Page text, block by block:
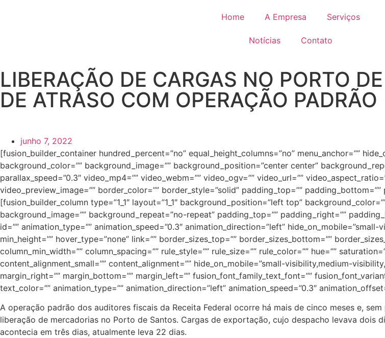
Home A Empresa Serviços
Notícias Contato
LIBERAÇÃO DE CARGAS NO PORTO
DE ATRASO COM OPERAÇÃO PADRÃO
junho 7, 2022
[fusion_builder_container hundred_percent=”no” equal_height_columns=”no” menu_anchor=””
background_color=”” background_image=”” background_position=”center center”
parallax_speed=”0.3″ video_mp4=”” video_webm=”” video_ogv=”” video_url=””
video_preview_image=”” border_color=”” border_style=”solid” padding_top=””
[fusion_builder_column type=”1_1″ layout=”1_1″ background_position=”left top”
background_image=”” background_repeat=”no-repeat” padding_top=”” padding_right=””
id=”” animation_type=”” animation_speed=”0.3″ animation_direction=”left”
min_height=”” hover_type=”none” link=”” border_sizes_top=”” border_sizes_bottom=””
column_min_width=”” column_spacing=”” rule_style=”” rule_size=”” rule_color=”” hue=””
content_alignment_small=”” content_alignment=”” hide_on_mobile=”small-visibility,medium-
margin_right=”” margin_bottom=”” margin_left=”” fusion_font_family_text_font=””
text_color=”” animation_type=”” animation_direction=”left” animation_speed=”0.3″
A operação padrão dos auditores fiscais da Receita Federal ocorre há mais de cinco meses e,
liberação de mercadorias no Porto de Santos. Cargas de exportação, cujo despacho levava dois
acontecia em três dias, atualmente leva 22 dias.